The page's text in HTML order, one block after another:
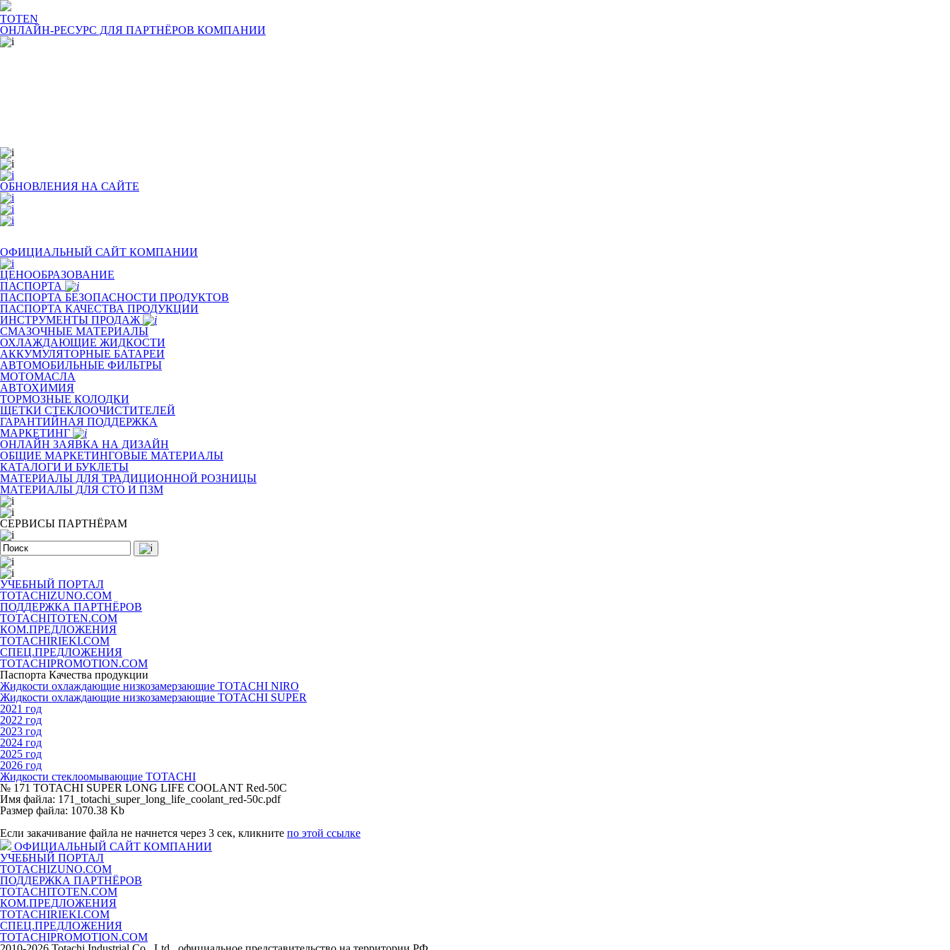
TOTEN
ОНЛАЙН-РЕСУРС ДЛЯ ПАРТНЁРОВ КОМПАНИИ
ОБНОВЛЕНИЯ НА САЙТЕ
ОФИЦИАЛЬНЫЙ САЙТ КОМПАНИИ
ЦЕНООБРАЗОВАНИЕ
ПАСПОРТА
ПАСПОРТА БЕЗОПАСНОСТИ ПРОДУКТОВ
ПАСПОРТА КАЧЕСТВА ПРОДУКЦИИ
ИНСТРУМЕНТЫ ПРОДАЖ
СМАЗОЧНЫЕ МАТЕРИАЛЫ
ОХЛАЖДАЮЩИЕ ЖИДКОСТИ
АККУМУЛЯТОРНЫЕ БАТАРЕИ
АВТОМОБИЛЬНЫЕ ФИЛЬТРЫ
МОТОМАСЛА
АВТОХИМИЯ
ТОРМОЗНЫЕ КОЛОДКИ
ЩЕТКИ СТЕКЛООЧИСТИТЕЛЕЙ
ГАРАНТИЙНАЯ ПОДДЕРЖКА
МАРКЕТИНГ
ОНЛАЙН ЗАЯВКА НА ДИЗАЙН
ОБЩИЕ МАРКЕТИНГОВЫЕ МАТЕРИАЛЫ
КАТАЛОГИ И БУКЛЕТЫ
МАТЕРИАЛЫ ДЛЯ ТРАДИЦИОННОЙ РОЗНИЦЫ
МАТЕРИАЛЫ ДЛЯ СТО И ПЗМ
СЕРВИСЫ ПАРТНЁРАМ
УЧЕБНЫЙ ПОРТАЛ
TOTACHIZUNO.COM
ПОДДЕРЖКА ПАРТНЁРОВ
TOTACHITOTEN.COM
КОМ.ПРЕДЛОЖЕНИЯ
TOTACHIRIEKI.COM
СПЕЦ.ПРЕДЛОЖЕНИЯ
TOTACHIPROMOTION.COM
Паспорта Качества продукции
Жидкости охлаждающие низкозамерзающие TOTACHI NIRO
Жидкости охлаждающие низкозамерзающие TOTACHI SUPER
2021 год
2022 год
2023 год
2024 год
2025 год
2026 год
Жидкости стеклоомывающие TOTACHI
№ 171 TOTACHI SUPER LONG LIFE COOLANT Red-50C
Имя файла: 171_totachi_super_long_life_coolant_red-50c.pdf
Размер файла: 1070.38 Kb
Если закачивание файла не начнется через 3 сек, кликните по этой ссылке
ОФИЦИАЛЬНЫЙ САЙТ КОМПАНИИ
УЧЕБНЫЙ ПОРТАЛ
TOTACHIZUNO.COM
ПОДДЕРЖКА ПАРТНЁРОВ
TOTACHITOTEN.COM
КОМ.ПРЕДЛОЖЕНИЯ
TOTACHIRIEKI.COM
СПЕЦ.ПРЕДЛОЖЕНИЯ
TOTACHIPROMOTION.COM